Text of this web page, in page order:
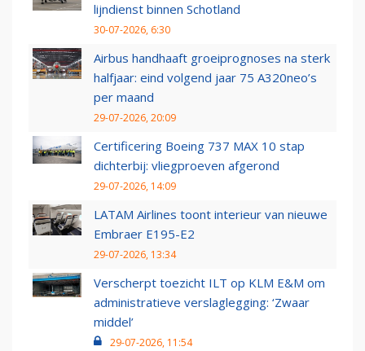
lijndienst binnen Schotland
30-07-2026, 6:30
Airbus handhaaft groeiprognoses na sterk
halfjaar: eind volgend jaar 75 A320neo’s
per maand
29-07-2026, 20:09
Certificering Boeing 737 MAX 10 stap
dichterbij: vliegproeven afgerond
29-07-2026, 14:09
LATAM Airlines toont interieur van nieuwe
Embraer E195-E2
29-07-2026, 13:34
Verscherpt toezicht ILT op KLM E&M om
administratieve verslaglegging: ‘Zwaar
middel’
29-07-2026, 11:54